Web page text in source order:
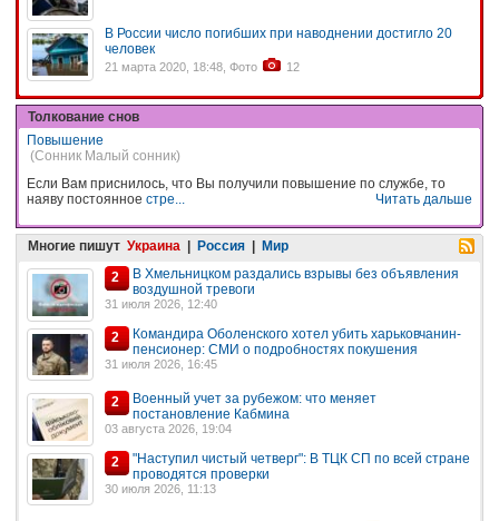
В России число погибших при наводнении достигло 20
человек
21 марта 2020, 18:48, Фото 12
Толкование снов
Повышение
(Сонник Малый сонник)
Если Вам приснилось, что Вы получили повышение по службе, то
наяву постоянное стре... Читать дальше
Многие пишут Украина Россия
Мир
2
В Хмельницком раздались взрывы без объявления
воздушной тревоги
31 июля 2026, 12:40
2
Командира Оболенского хотел убить харьковчанин-
пенсионер: СМИ о подробностях покушения
31 июля 2026, 16:45
2
Военный учет за рубежом: что меняет
постановление Кабмина
03 августа 2026, 19:04
2
"Наступил чистый четверг": В ТЦК СП по всей стране
проводятся проверки
30 июля 2026, 11:13